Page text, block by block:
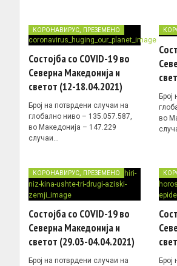
КОРОНАВИРУС, ПРЕЗЕМЕНО
Состојба со COVID-19 во
Северна Македонија и
светот (12-18.04.2021)
Број на потврдени случаи на
глобално ниво – 135.057.587,
во Македонија – 147.229
случаи…
Број
во
КОРОНАВИРУС, ПРЕЗЕМЕНО
Состојба со COVID-19 во
Северна Македонија и
светот (29.03-04.04.2021)
Број на потврдени случаи на
Број